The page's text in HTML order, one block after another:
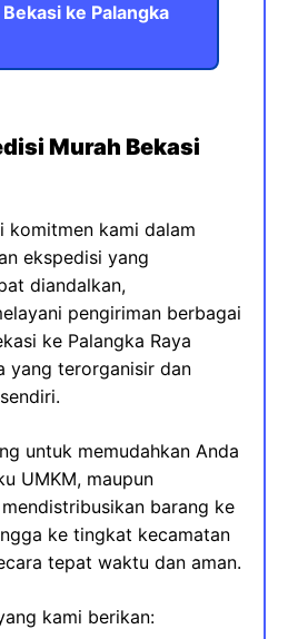
ke Palangka
Murah Bekasi
komitmen kami dalam
ekspedisi yang
diandalkan,
pengiriman berbagai
ke Palangka Raya
yang terorganisir dan
untuk memudahkan Anda
UMKM, maupun
barang ke
ke tingkat kecamatan
tepat waktu dan aman.
kami berikan: